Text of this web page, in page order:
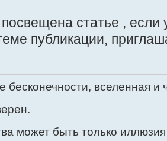
статье , если
публикации,
бесконечности, вселенная и
может быть только